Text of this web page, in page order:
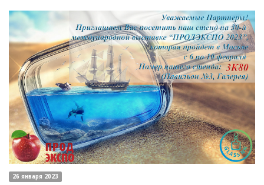
26 января 2023